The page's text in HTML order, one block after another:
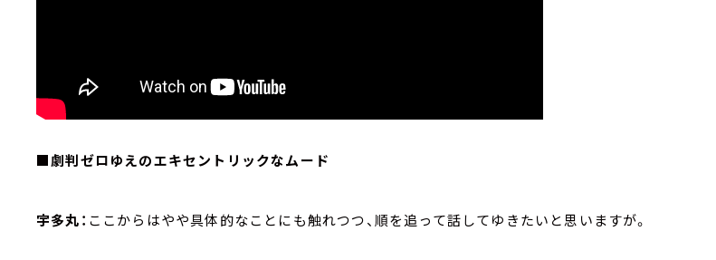
■劇判ゼロゆえのエキセントリックなムード
宇多丸： ここからはやや具体的なことにも触れつつ、順を追って話してゆきたいと思いますが。